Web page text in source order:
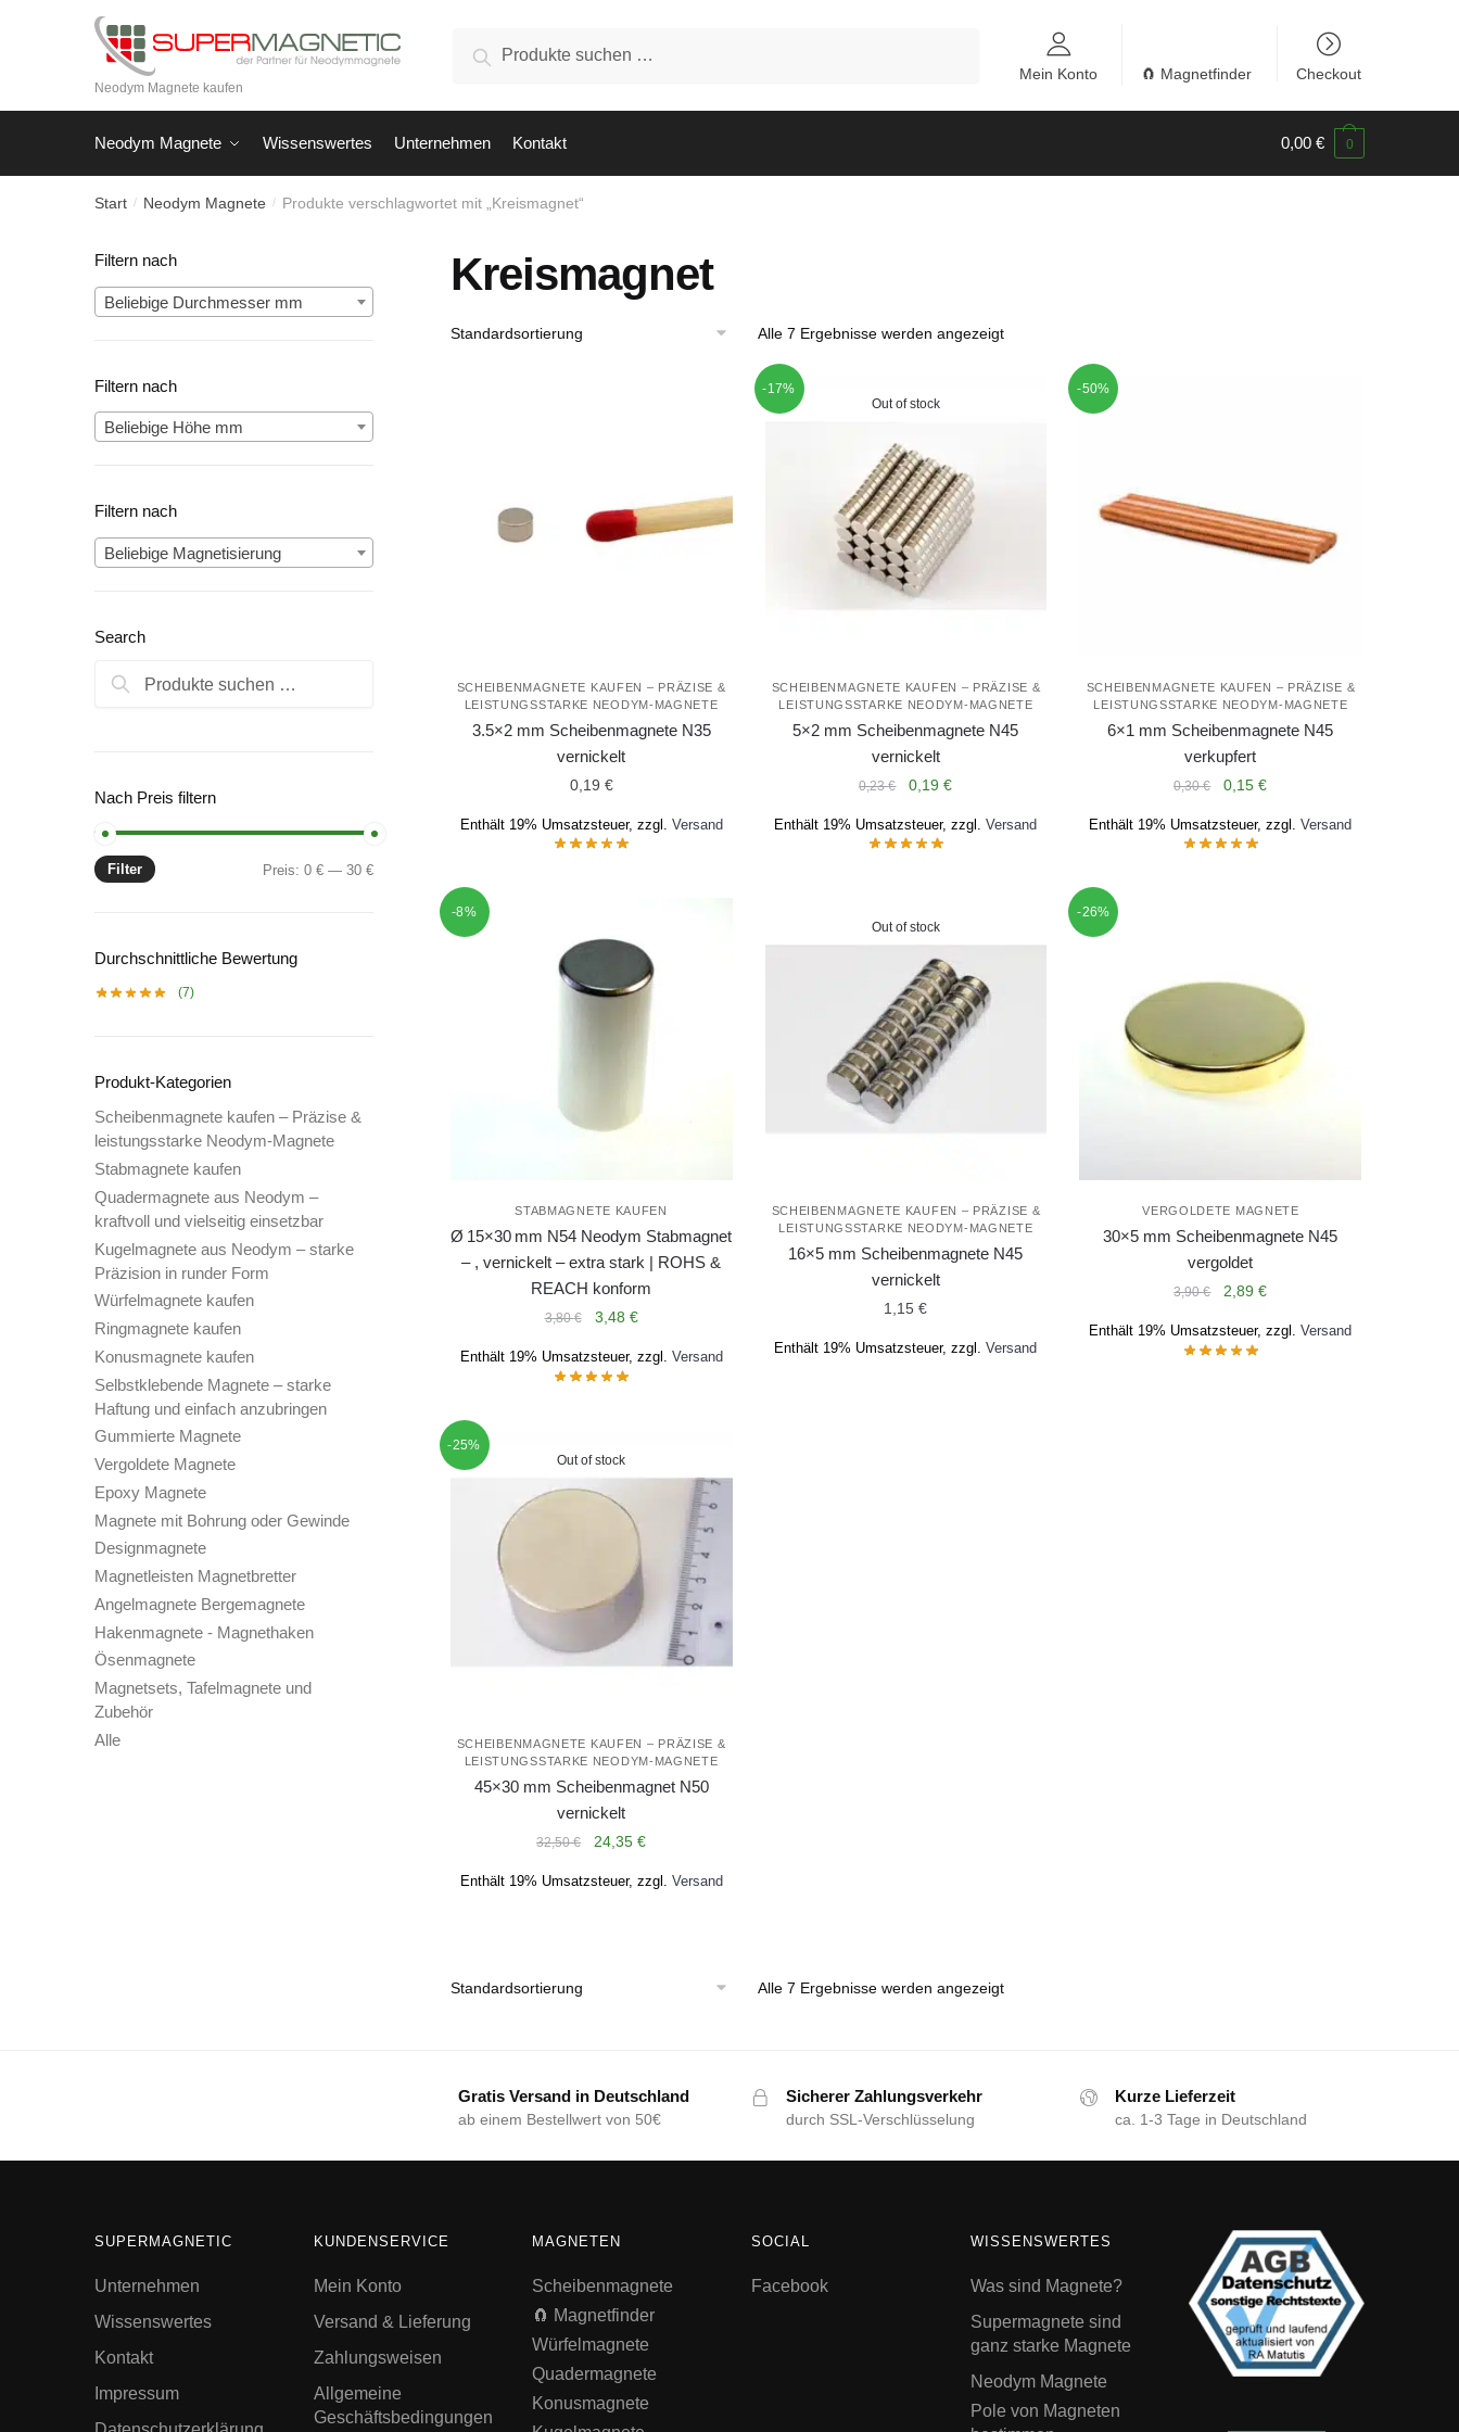
Neodym Magnete kaufen
nach:
Suchen
Mein Konto 🧲 Magnetfinder Checkout
Neodym Magnete Wissenswertes Unternehmen Kontakt 0,00 € 0
Start / Neodym Magnete / Produkte verschlagwortet mit „Kreismagnet“
Kreismagnet
Alle 7 Ergebnisse werden angezeigt
SCHEIBENMAGNETE KAUFEN – PRÄZISE &
LEISTUNGSSTARKE NEODYM-MAGNETE
3.5×2 mm Scheibenmagnete N35
vernickelt
0,19 €
Enthält 19% Umsatzsteuer, zzgl. Versand
-17%
Out of stock
SCHEIBENMAGNETE KAUFEN – PRÄZISE &
LEISTUNGSSTARKE NEODYM-MAGNETE
5×2 mm Scheibenmagnete N45
vernickelt
0,23€
Ursprünglicher
war:
0,19€Aktueller
ist:
Enthält 19% Umsatzsteuer, zzgl.Versand
-50%
SCHEIBENMAGNETE KAUFEN – PRÄZISE &
LEISTUNGSSTARKE NEODYM-MAGNETE
6×1 mm Scheibenmagnete N45
verkupfert
0,30€
Ursprünglicher
war:
0,15€Aktueller
ist:
Enthält 19% Umsatzsteuer, zzgl.Versand
-8%
STABMAGNETE KAUFEN
Ø 15×30 mm N54 Neodym Stabmagnet
– , vernickelt – extra stark | ROHS &
REACH konform
3,80€
Ursprünglicher
war:
3,80 €
3,48 €Aktueller
ist:
Enthält 19% Umsatzsteuer, zzgl. Versand
Out of stock
SCHEIBENMAGNETE KAUFEN – PRÄZISE &
LEISTUNGSSTARKE NEODYM-MAGNETE
16×5 mm Scheibenmagnete N45
vernickelt
1,15€
Enthält 19% Umsatzsteuer, zzgl.Versand
-26%
VERGOLDETE MAGNETE
30×5 mm Scheibenmagnete N45
vergoldet
3,90€
Ursprünglicher
war:
3,90 €
2,89€Aktueller
ist:
Enthält 19% Umsatzsteuer, zzgl.Versand
-25%
Out of stock
SCHEIBENMAGNETE KAUFEN – PRÄZISE &
LEISTUNGSSTARKE NEODYM-MAGNETE
45×30 mm Scheibenmagnet N50
vernickelt
32,50€
Ursprünglicher
war:
24,35€Aktueller
ist:
Enthält 19% Umsatzsteuer, zzgl. Versand
Alle 7 Ergebnisse werden angezeigt
Filtern nach
Beliebige Durchmesser mm
Filtern nach
Beliebige Höhe mm
Filtern nach
Beliebige Magnetisierung
Search
Suchen
Suchen
Nach Preis filtern
Min.
Max.
Filter Preis:0 € —30 €
Durchschnittliche Bewertung
(7)
Produkt-Kategorien
Scheibenmagnete kaufen – Präzise &
leistungsstarke Neodym-Magnete
Stabmagnete kaufen
Quadermagnete aus Neodym –
kraftvoll und vielseitig einsetzbar
Kugelmagnete aus Neodym – starke
Präzision in runder Form
Würfelmagnete kaufen
Ringmagnete kaufen
Konusmagnete kaufen
Selbstklebende Magnete – starke
Haftung und einfach anzubringen
Gummierte Magnete
Vergoldete Magnete
Epoxy Magnete
Magnete mit Bohrung oder Gewinde
Designmagnete
Magnetleisten Magnetbretter
Angelmagnete Bergemagnete
Hakenmagnete - Magnethaken
Ösenmagnete
Magnetsets, Tafelmagnete und
Zubehör
Alle
Gratis Versand in Deutschland
ab einem Bestellwert von 50€
Sicherer Zahlungsverkehr
durch SSL-Verschlüsselung
Kurze Lieferzeit
ca. 1-3 Tage in Deutschland
SUPERMAGNETIC
Unternehmen
Wissenswertes
Kontakt
Impressum
KUNDENSERVICE
Mein Konto
Versand & Lieferung
Zahlungsweisen
Allgemeine
Geschäftsbedingungen
MAGNETEN
Scheibenmagnete
🧲 Magnetfinder
Würfelmagnete
Quadermagnete
Konusmagnete
SOCIAL
Facebook
WISSENSWERTES
Was sind Magnete?
Supermagnete sind
ganz starke Magnete
Neodym Magnete
Pole von Magneten